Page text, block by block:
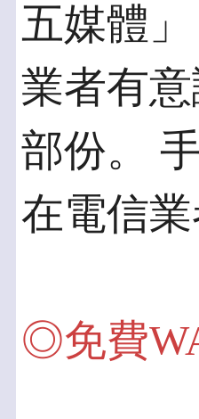
五媒體
業者有
部份。
在電信
◎免費